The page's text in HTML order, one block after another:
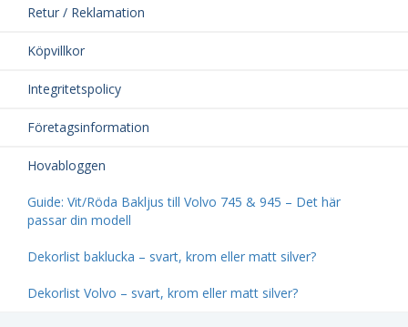
Retur / Reklamation
Köpvillkor
Integritetspolicy
Företagsinformation
Hovabloggen
Guide: Vit/Röda Bakljus till Volvo 745 & 945 – Det här
passar din modell
Dekorlist baklucka – svart, krom eller matt silver?
Dekorlist Volvo – svart, krom eller matt silver?